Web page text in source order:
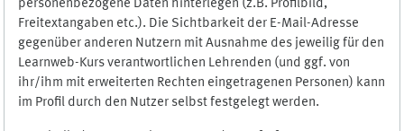
personenbezogene Daten hinterlegen (z.B. Profilbild,
Freitextangaben etc.). Die Sichtbarkeit der E-Mail-Adresse
gegenüber anderen Nutzern mit Ausnahme des jeweilig für den
Learnweb-Kurs verantwortlichen Lehrenden (und ggf. von
ihr/ihm mit erweiterten Rechten eingetragenen Personen) kann
im Profil durch den Nutzer selbst festgelegt werden.